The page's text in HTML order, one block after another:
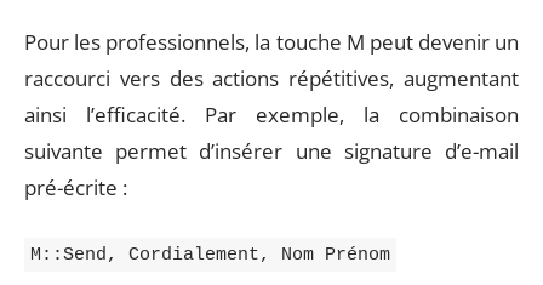
Pour les professionnels, la touche M peut devenir un
raccourci vers des actions répétitives, augmentant
ainsi l’efficacité. Par exemple, la combinaison
suivante permet d’insérer une signature d’e-mail
pré-écrite :
M::Send, Cordialement, Nom Prénom